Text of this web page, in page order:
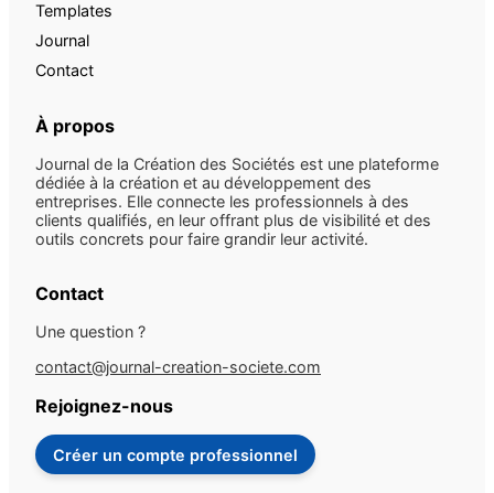
Templates
Journal
Contact
À propos
Journal de la Création des Sociétés est une plateforme
dédiée à la création et au développement des
entreprises. Elle connecte les professionnels à des
clients qualifiés, en leur offrant plus de visibilité et des
outils concrets pour faire grandir leur activité.
Contact
Une question ?
contact@journal-creation-societe.com
Rejoignez-nous
Créer un compte professionnel